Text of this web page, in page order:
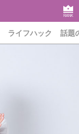
RANK
ライフハック 話題